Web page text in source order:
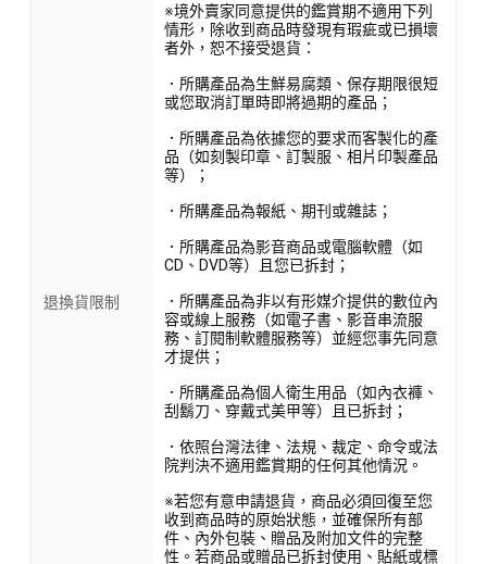
退換貨限制
※境外賣家同意提供的鑑賞期不適用下列
情形，除收到商品時發現有瑕疵或已損壞
者外，恕不接受退貨：
．所購產品為生鮮易腐類、保存期限很短
或您取消訂單時即將過期的產品；
．所購產品為依據您的要求而客製化的產
品（如刻製印章、訂製服、相片印製產品
等）；
．所購產品為報紙、期刊或雜誌；
．所購產品為影音商品或電腦軟體（如
CD、DVD等）且您已拆封；
．所購產品為非以有形媒介提供的數位內
容或線上服務（如電子書、影音串流服
務、訂閱制軟體服務等）並經您事先同意
才提供；
．所購產品為個人衛生用品（如內衣褲、
刮鬍刀、穿戴式美甲等）且已拆封；
．依照台灣法律、法規、裁定、命令或法
院判決不適用鑑賞期的任何其他情況。
※若您有意申請退貨，商品必須回復至您
收到商品時的原始狀態，並確保所有部
件、內外包裝、贈品及附加文件的完整
性。若商品或贈品已拆封使用、貼紙或標